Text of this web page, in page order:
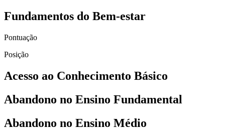
Fundamentos do Bem-estar
Pontuação
Posição
Acesso ao Conhecimento Básico
Abandono no Ensino Fundamental
Abandono no Ensino Médio